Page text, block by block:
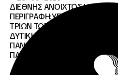
ΔΙΕΘΝΗΣ ΑΝΟΙΧΤΟΣ
ΠΕΡΙΓΡΑΦΗ:ΥΠΗΡΕΣΙΕΣ
ΤΡΙΩΝ ΤΩΝ
ΔΥΤΙΚΗΣ ΜΑΚΕΔΟΝΙΑΣ,
ΠΑΝΕΠΙΣΤΗΜΙΟΥ ΘΡΑΚΗΣ,
ΠΑΝΕΠΙΣΤΗΜΙΟΥ, ΠΑΤΡΩΝ